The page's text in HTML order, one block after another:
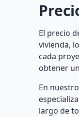
El precio
vivienda,
cada
obtener
En
largo de